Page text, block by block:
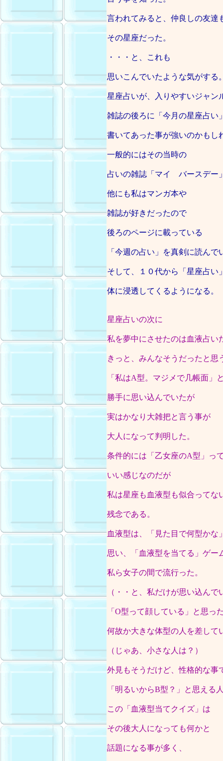
言われてみると、仲良しの友達
その星座だった。
・・・と、これも
思いこんでいたような気がする
星座占いが、入りやすいジャン
雑誌の後ろに「今月の星座占い
書いてあった事が強いのかもし
一般的にはその当時の
占いの雑誌「マイ バースデー
他にも私はマンガ本や
雑誌が好きだったので
後ろのページに載っている
「今週の占い」を真剣に読んで
そして、１０代から「星座占い
体に浸透してくるようになる。
星座占いの次に
私を夢中にさせたのは血液占い
きっと、みんなそうだったと思
「私はA型。マジメで几帳面」
勝手に思い込んでいたが
実はかなり大雑把と言う事が
大人になって判明した。
条件的には「乙女座のA型」っ
いい感じなのだが
私は星座も血液型も似合ってな
残念である。
血液型は、「見た目で何型かな
思い、「血液型を当てる」ゲー
私ら女子の間で流行った。
（・・と、私だけが思い込んで
「O型って顔している」と思っ
何故か大きな体型の人を差して
（じゃあ、小さな人は？）
外見もそうだけど、性格的な事
「明るいからB型？」と思える
この「血液型当てクイズ」は
その後大人になっても何かと
話題になる事が多く、